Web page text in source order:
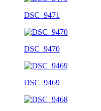
DSC_9471
DSC_9470
DSC_9469